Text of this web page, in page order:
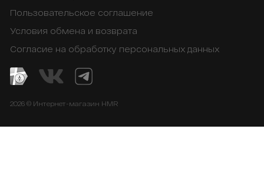
Пользовательское соглашение
Условия обмена и возврата
Согласие на обработку персональных данных
2026 © Интернет-магазин HMR